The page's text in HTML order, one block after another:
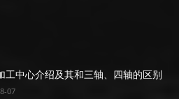
工中心介绍及其和三轴、四轴的区别
07